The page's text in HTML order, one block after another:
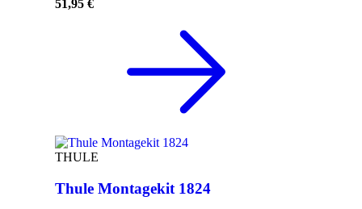
51,95 €
THULE
Thule Montagekit 1824